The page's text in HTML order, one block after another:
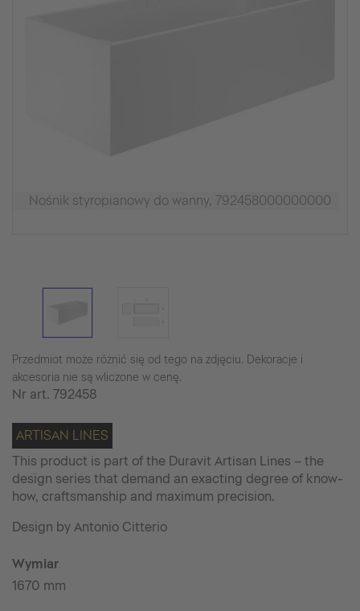
Nośnik styropianowy do wanny, 792458000000000
Przedmiot może różnić się od tego na zdjęciu. Dekoracje i
akcesoria nie są wliczone w cenę.
Nr art. 792458
ARTISAN LINES
This product is part of the Duravit Artisan Lines – the
design series that demand an exacting degree of know-
how, craftsmanship and maximum precision.
Design by Antonio Citterio
Wymiar
1670 mm